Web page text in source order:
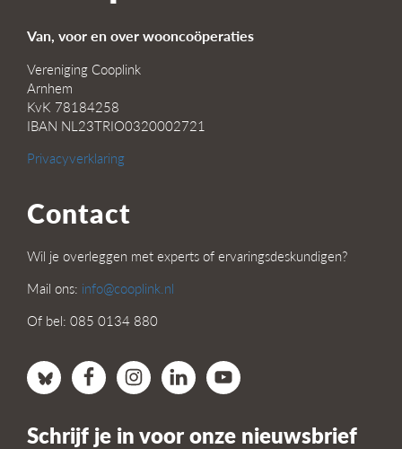
Van, voor en over wooncoöperaties
Vereniging Cooplink
Arnhem
KvK 78184258
IBAN NL23TRIO0320002721
Privacyverklaring
Contact
Wil je overleggen met experts of ervaringsdeskundigen?
Mail ons: info@cooplink.nl
Of bel: 085 0134 880
Schrijf je in voor onze nieuwsbrief